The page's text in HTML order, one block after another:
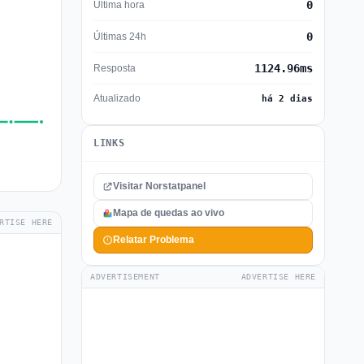
HERE
Última hora 0
Últimas 24h 0
Resposta 1124.96ms
Atualizado há 2 dias
LINKS
Visitar Norstatpanel
Mapa de quedas ao vivo
Relatar Problema
ADVERTISEMENT ADVERTISE HERE